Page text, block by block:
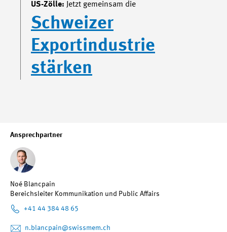
Ansprechpartner
Noé Blancpain
Bereichsleiter Kommunikation und Public Affairs
+41 44 384 48 65
n.blancpain@swissmem.ch
US-Zölle: Jetzt gemeinsam die
Schweizer
Exportindustrie
stärken